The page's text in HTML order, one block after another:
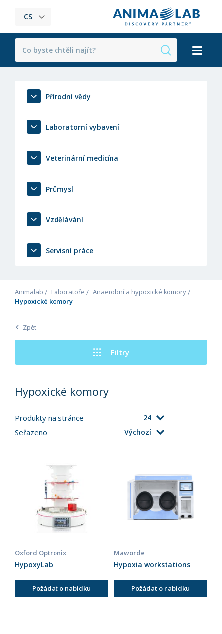
CS
Přírodní vědy
Laboratorní vybavení
Veterinární medicína
Průmysl
Vzdělávání
Servisní práce
Animalab Laboratoře
Anaerobní a hypoxické komory
Hypoxické komory
Zpět
Filtry
Hypoxické komory
Produkty na stránce 24
Seřazeno Výchozí
Oxford Optronix
HypoxyLab
Požádat o nabídku
Maworde
Hypoxia workstations
Požádat o nabídku